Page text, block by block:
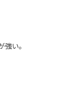
強い。